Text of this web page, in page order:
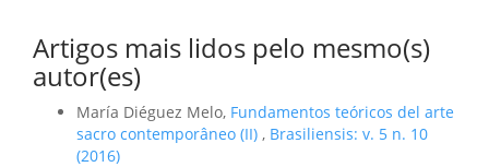
Artigos mais lidos pelo mesmo(s)
autor(es)
María Diéguez Melo, Fundamentos teóricos del arte
sacro contemporâneo (II) , Brasiliensis: v. 5 n. 10
(2016)